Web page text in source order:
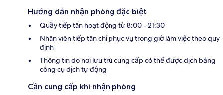
Hướng dẫn nhận phòng đặc biệt
Quầy tiếp tân hoạt động từ 8:00 - 21:30
Nhân viên tiếp tân chỉ phục vụ trong giờ làm việc theo quy
định
Thông tin do nơi lưu trú cung cấp có thể được dịch bằng
công cụ dịch tự động
Cần cung cấp khi nhận phòng